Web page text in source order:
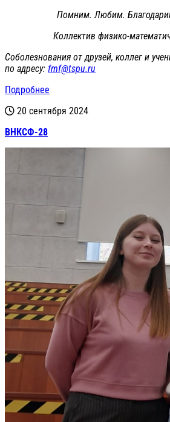
Помним. Любим.
Коллектив физико-
Соболезнования от друзей, коллег и
по адресу: fmf@tspu.ru
Подробнее
20 сентября 2024
ВНКСФ-28